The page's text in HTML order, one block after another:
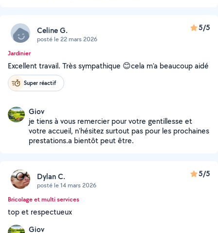
Celine G.
posté le 22 mars 2026
5/5
Jardinier
Excellent travail. Très sympathique 😊cela m’a beaucoup aidé
Super réactif
Giov
je tiens à vous remercier pour votre gentillesse et
votre accueil, n'hésitez surtout pas pour les prochaines
prestations.a bientôt peut être.
Dylan C.
posté le 14 mars 2026
5/5
Bricolage et multi services
top et respectueux
Giov